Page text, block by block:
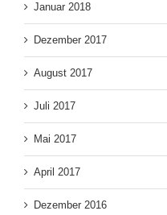
Januar 2018
Dezember 2017
August 2017
Juli 2017
Mai 2017
April 2017
Dezember 2016